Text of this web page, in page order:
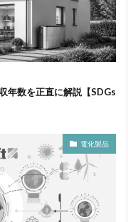
年数を正直に解説【SDGs
電化製品